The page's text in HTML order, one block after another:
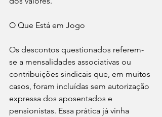
O Que Está em Jogo
Os descontos questionados referem-
se a mensalidades associativas ou
contribuições sindicais que, em muitos
casos, foram incluídas sem autorização
expressa dos aposentados e
pensionistas. Essa prática já vinha